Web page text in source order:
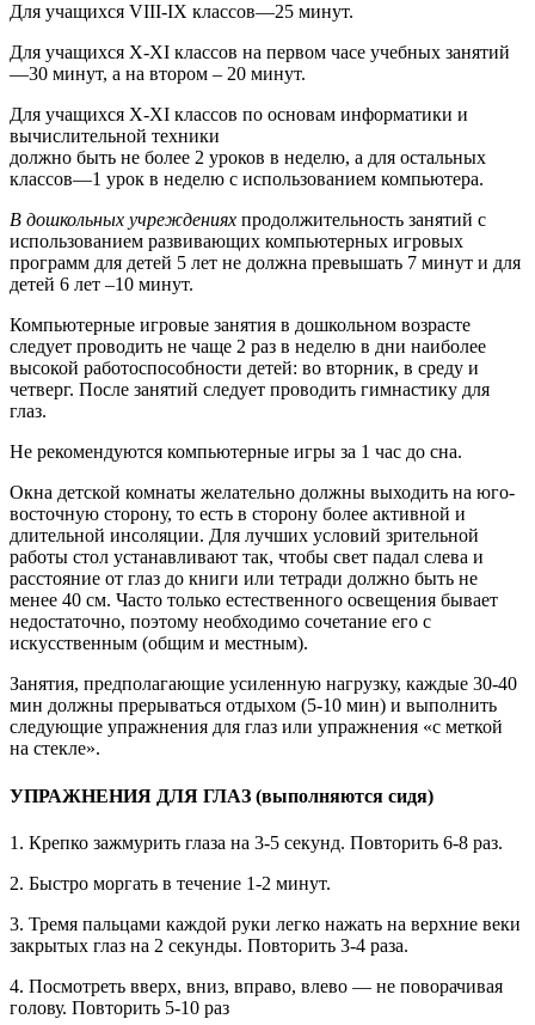
Для учащихся VIII-IX классов—25 минут.
Для учащихся X-XI классов на первом часе учебных занятий
—30 минут, а на втором – 20 минут.
Для учащихся X-XI классов по основам информатики и
вычислительной техники
должно быть не более 2 уроков в неделю, а для остальных
классов—1 урок в неделю с использованием компьютера.
В дошкольных учреждениях продолжительность занятий с
использованием развивающих компьютерных игровых
программ для детей 5 лет не должна превышать 7 минут и для
детей 6 лет –10 минут.
Компьютерные игровые занятия в дошкольном возрасте
следует проводить не чаще 2 раз в неделю в дни наиболее
высокой работоспособности детей: во вторник, в среду и
четверг. После занятий следует проводить гимнастику для
глаз.
Не рекомендуются компьютерные игры за 1 час до сна.
Окна детской комнаты желательно должны выходить на юго-
восточную сторону, то есть в сторону более активной и
длительной инсоляции. Для лучших условий зрительной
работы стол устанавливают так, чтобы свет падал слева и
расстояние от глаз до книги или тетради должно быть не
менее 40 см. Часто только естественного освещения бывает
недостаточно, поэтому необходимо сочетание его с
искусственным (общим и местным).
Занятия, предполагающие усиленную нагрузку, каждые 30-40
мин должны прерываться отдыхом (5-10 мин) и выполнить
следующие упражнения для глаз или упражнения «с меткой
на стекле».
УПРАЖНЕНИЯ ДЛЯ ГЛАЗ (выполняются сидя)
1. Крепко зажмурить глаза на 3-5 секунд. Повторить 6-8 раз.
2. Быстро моргать в течение 1-2 минут.
3. Тремя пальцами каждой руки легко нажать на верхние веки
закрытых глаз на 2 секунды. Повторить 3-4 раза.
4. Посмотреть вверх, вниз, вправо, влево — не поворачивая
голову. Повторить 5-10 раз